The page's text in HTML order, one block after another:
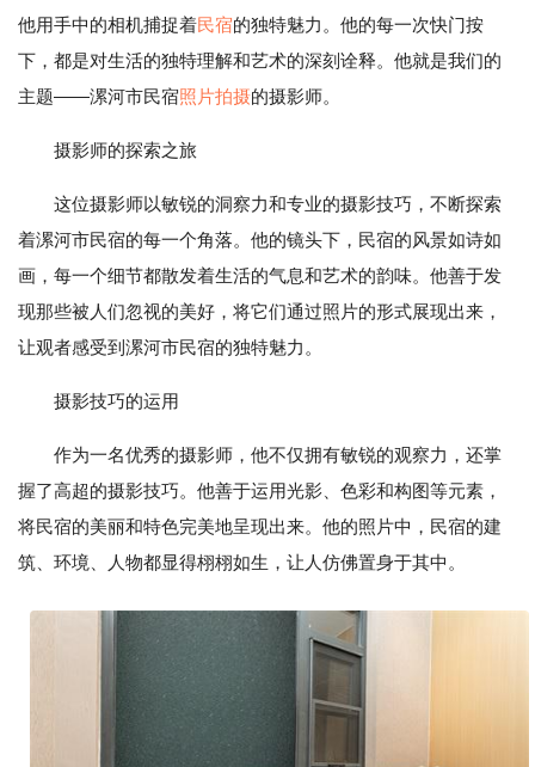
他用手中的相机捕捉着民宿的独特魅力。他的每一次快门按
下，都是对生活的独特理解和艺术的深刻诠释。他就是我们的
主题——漯河市民宿照片拍摄的摄影师。
摄影师的探索之旅
这位摄影师以敏锐的洞察力和专业的摄影技巧，不断探索
着漯河市民宿的每一个角落。他的镜头下，民宿的风景如诗如
画，每一个细节都散发着生活的气息和艺术的韵味。他善于发
现那些被人们忽视的美好，将它们通过照片的形式展现出来，
让观者感受到漯河市民宿的独特魅力。
摄影技巧的运用
作为一名优秀的摄影师，他不仅拥有敏锐的观察力，还掌
握了高超的摄影技巧。他善于运用光影、色彩和构图等元素，
将民宿的美丽和特色完美地呈现出来。他的照片中，民宿的建
筑、环境、人物都显得栩栩如生，让人仿佛置身于其中。